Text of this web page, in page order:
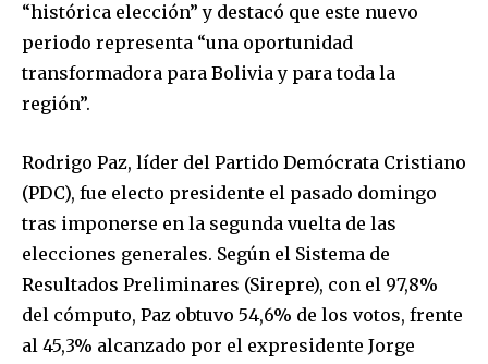
“histórica elección” y destacó que este nuevo
periodo representa “una oportunidad
transformadora para Bolivia y para toda la
región”.
Rodrigo Paz, líder del Partido Demócrata Cristiano
(PDC), fue electo presidente el pasado domingo
tras imponerse en la segunda vuelta de las
elecciones generales. Según el Sistema de
Resultados Preliminares (Sirepre), con el 97,8%
del cómputo, Paz obtuvo 54,6% de los votos, frente
al 45,3% alcanzado por el expresidente Jorge